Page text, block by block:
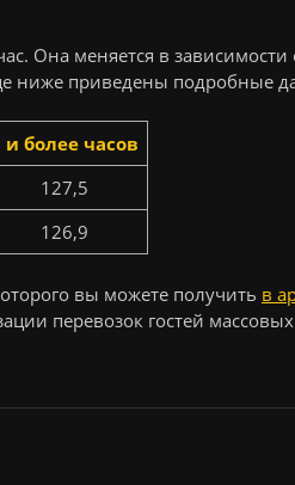
Она меняется в
ниже приведены подробные
и более часов
127,5
126,9
вы можете получить в
перевозок гостей